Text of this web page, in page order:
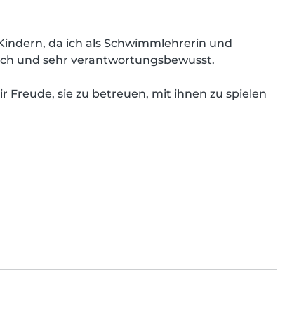
da ich als Schwimmlehrerin und
und sehr verantwortungsbewusst.
sie zu betreuen, mit ihnen zu spielen